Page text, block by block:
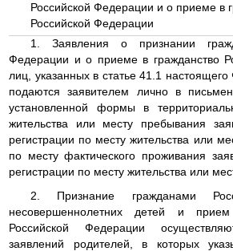
Российской Федерации и о приеме в
Российской Федерации
1. Заявления о признании
Федерации и о приеме в гражданство
лиц, указанных в статье 41.1 настоящего
подаются заявителем лично в
установленной формы в
жительства или месту пребывания
регистрации по месту жительства или
по месту фактического проживания
регистрации по месту жительства или
2. Признание гражданами
несовершеннолетних детей и
Российской Федерации
заявлений родителей, в которых